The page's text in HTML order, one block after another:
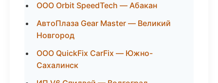
ООО Orbit SpeedTech — Абакан
АвтоПлаза Gear Master — Великий
Новгород
ООО QuickFix CarFix — Южно-
Сахалинск